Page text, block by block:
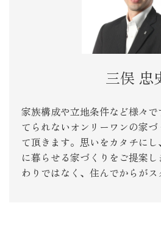
三俣 忠
家族構成や立地条件など様々
てられないオンリーワンの家
て頂きます。思いをカタチに
に暮らせる家づくりをご提案
わりではなく、住んでからがス